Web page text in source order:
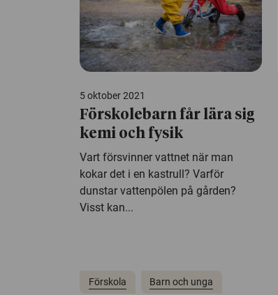
5 oktober 2021
Förskolebarn får lära sig
kemi och fysik
Vart försvinner vattnet när man
kokar det i en kastrull? Varför
dunstar vattenpölen på gården?
Visst kan...
Förskola Barn och unga